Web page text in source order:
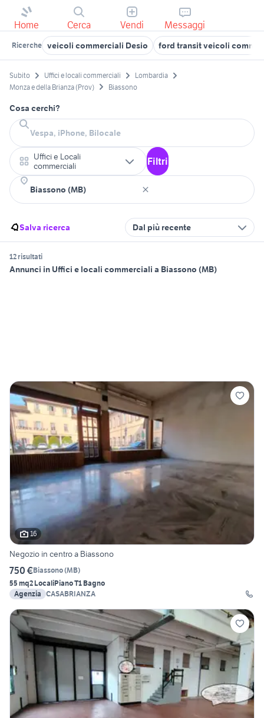
Home Cerca Vendi Messaggi
Ricerche veicoli commerciali Desio ford transit veicoli
Subito Uffici e locali commerciali
Lombardia
Monza e della Brianza (Prov)
Biassono
Cosa cerchi?
Uffici e Locali
commerciali
Filtri
Salva ricerca Dal più recente
12 risultati
Annunci in Uffici e locali commerciali a Biassono (MB)
16
Negozio in centro a Biassono
750 €Biassono(MB)
55 mq2 LocaliPiano T1 Bagno
Agenzia CASABRIANZA